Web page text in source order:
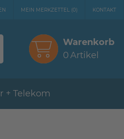
MEIN MERKZETTEL (0) KONTAKT
Warenkorb
0Artikel
+ Telekom